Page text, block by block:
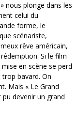
nous plonge dans les
celui du
forme, le
scénariste,
rêve américain,
Si le film
en scène se perd
bavard. On
Mais « Le Grand
devenir un grand